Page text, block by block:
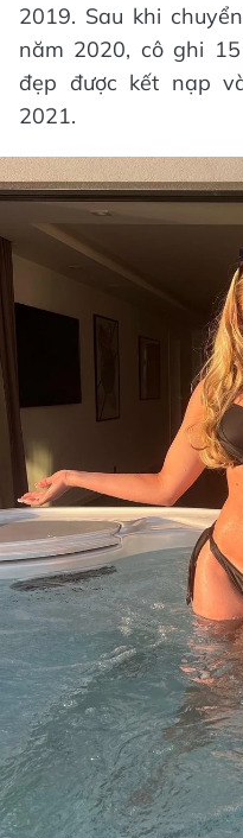
2019. Sau khi
năm 2020, cô ghi
đẹp được kết nạp
2021.